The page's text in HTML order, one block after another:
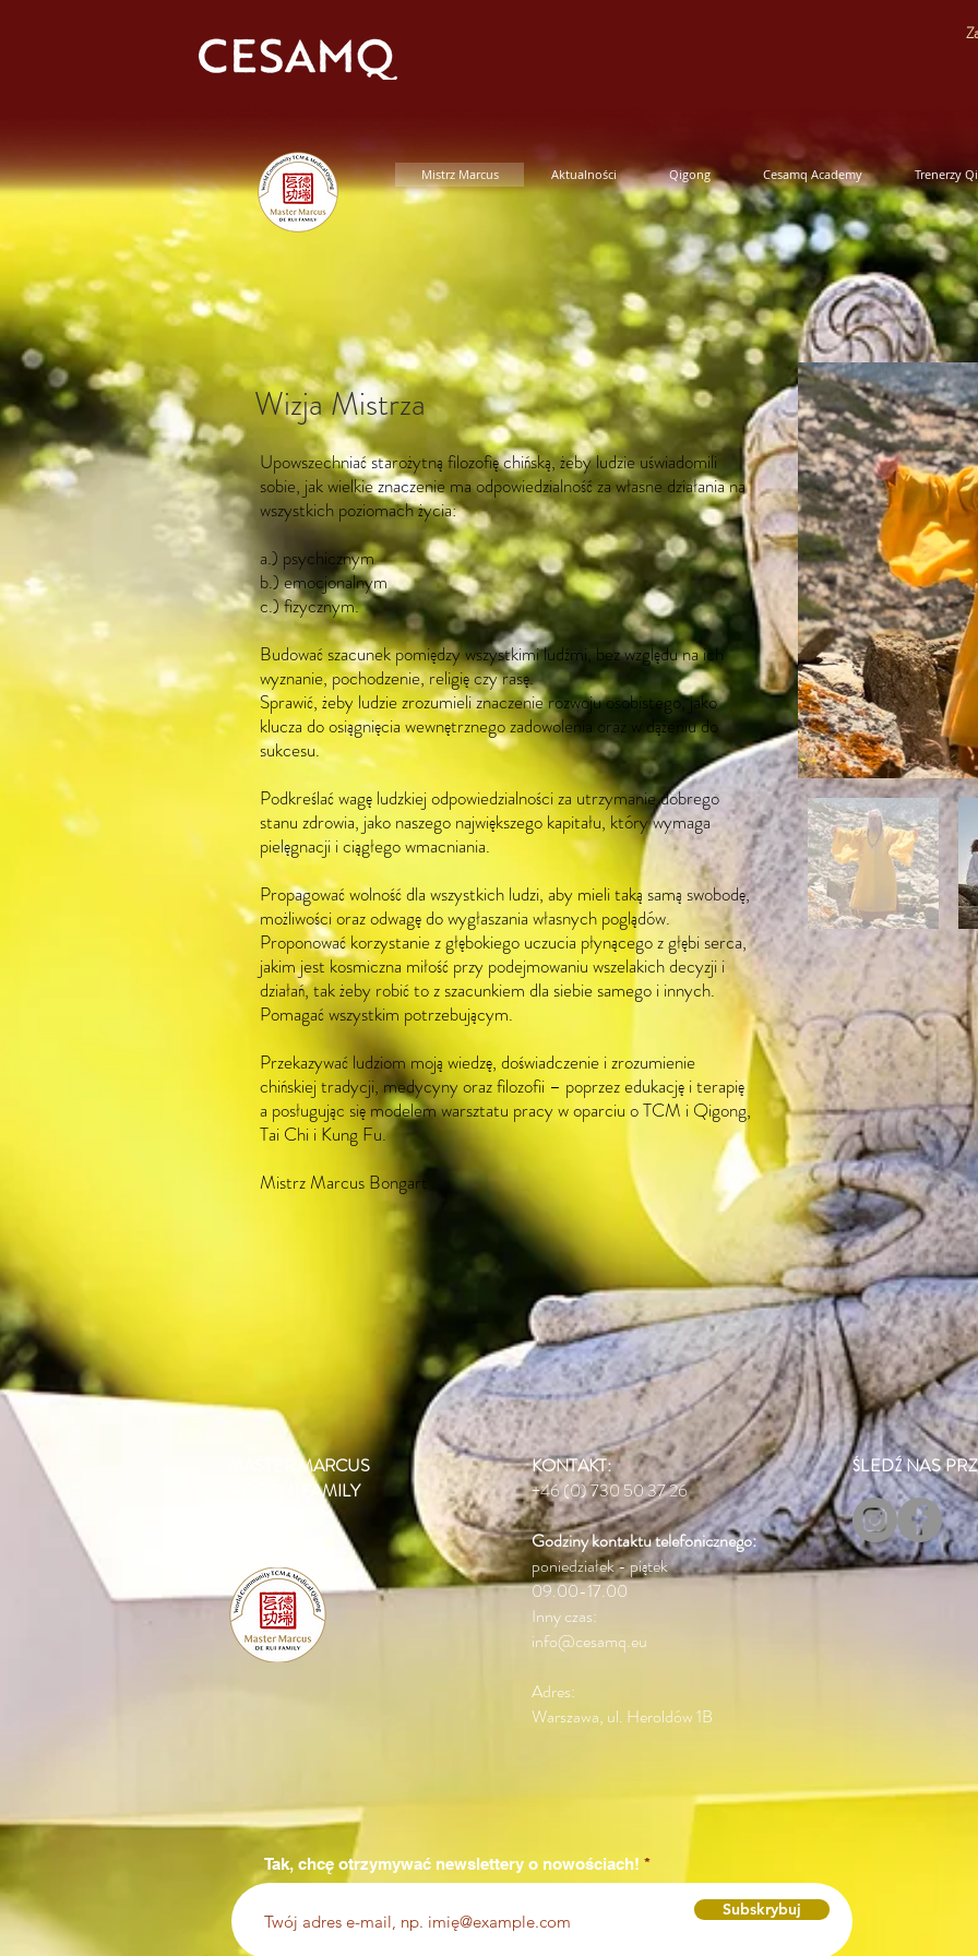
Mistrz Marcus Aktualności Qigong Cesamq Academy Trenerzy
Upowszechniać starożytną filozofię chińską, żeby ludzie uświadomili
sobie, jak wielkie znaczenie ma odpowiedzialność za własne działania na
wszystkich poziomach życia:
a.) psychicznym
b.) emocjonalnym
c.) fizycznym.
Budować szacunek pomiędzy wszystkimi ludźmi, bez względu na ich
wyznanie, pochodzenie, religię czy rasę.
Sprawić, żeby ludzie zrozumieli znaczenie rozwoju osobistego, jako
klucza do osiągnięcia wewnętrznego zadowolenia oraz w dążeniu do
sukcesu.
Podkreślać wagę ludzkiej odpowiedzialności za utrzymanie dobrego
stanu zdrowia, jako naszego największego kapitału, który wymaga
pielęgnacji i ciągłego wmacniania.
Propagować wolność dla wszystkich ludzi, aby mieli taką samą swobodę,
możliwości oraz odwagę do wygłaszania własnych poglądów.
Proponować korzystanie z głębokiego uczucia płynącego z głębi serca,
jakim jest kosmiczna miłość przy podejmowaniu wszelakich decyzji i
działań, tak żeby robić to z szacunkiem dla siebie samego i innych.
Pomagać wszystkim potrzebującym.
Przekazywać ludziom moją wiedzę, doświadczenie i zrozumienie
chińskiej tradycji, medycyny oraz filozofii – poprzez edukację i terapię
a posługując się modelem warsztatu pracy w oparciu o TCM i Qigong,
Tai Chi i Kung Fu.
Mistrz Marcus Bongart
Wizja Mistrza
KONTAKT:
+46 (0) 730 50 37 26
Godziny kontaktutelefonicznego:
poniedziałek - piątek
09.00-17.00
Inny czas:
info@cesamq.eu
Adres:
Warszawa, ul. Heroldów 1B
MASTER MARCUS
– DE RUI FAMILY
ŚLEDŹ NAS
Tak, chcę otrzymywać newslettery o nowościach!
Subskrybuj